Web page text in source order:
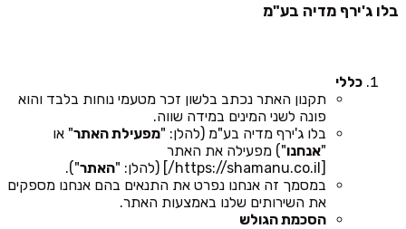
בלו ג'ירף מדיה בע"מ
כללי
תקנון האתר נכתב בלשון זכר מטעמי נוחות בלבד והוא
פונה לשני המינים במידה שווה.
בלו ג'ירף מדיה בע"מ (להלן: "מפעילת האתר" או
"אנחנו") מפעילה את האתר
[https://shamanu.co.il/] (להלן: "
האתר").
במסמך זה אנחנו נפרט את התנאים בהם אנחנו מספקים
את השירותים שלנו באמצעות האתר.
הסכמת הגולש